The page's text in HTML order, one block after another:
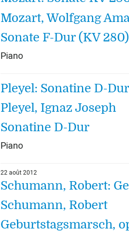
Mozart, Wolfgang
Sonate F-Dur (KV 280)
Piano
Pleyel: Sonatine D-Dur
Pleyel, Ignaz Joseph
Sonatine D-Dur
Piano
22 août 2012
Schumann, Robert:
Schumann, Robert
Geburtstagsmarsch,